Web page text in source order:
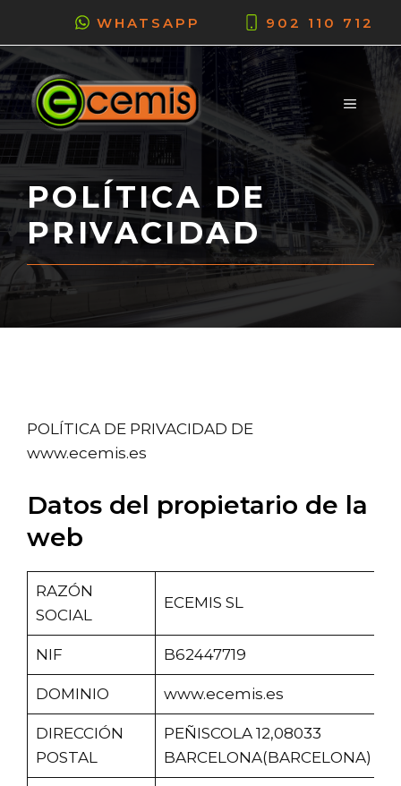
contenido
902 110 712
WHATSAPP
MENÚ
POLÍTICA DE
PRIVACIDAD
POLÍTICA DE PRIVACIDAD DE
www.ecemis.es
Datos del propietario de la
web
RAZÓN
SOCIAL
ECEMIS SL
NIF B62447719
DOMINIO www.ecemis.es
DIRECCIÓN
POSTAL
PEÑISCOLA 12,08033
BARCELONA(BARCELONA)